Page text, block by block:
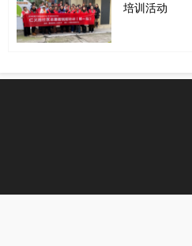
培训活动